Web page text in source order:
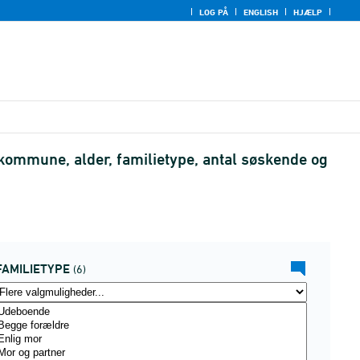
LOG PÅ ENGLISH HJÆLP
alder, familietype, antal søskende og
(6)